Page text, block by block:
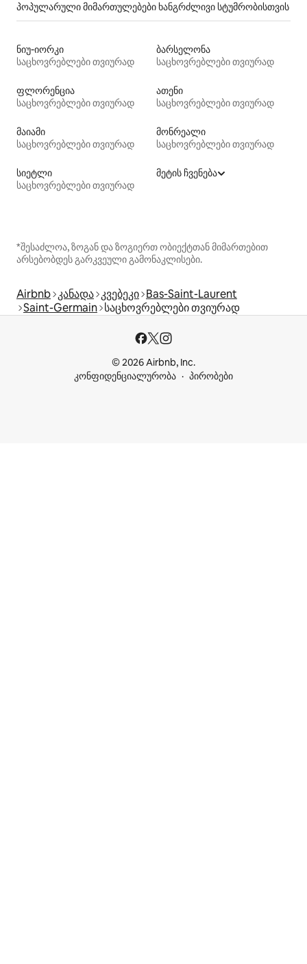
პოპულარული მიმართულებები ხანგრძლივი სტუმრობისთვის
ნიუ-იორკი
საცხოვრებლები თვიურად
ბარსელონა
საცხოვრებლები თვიურად
ფლორენცია
საცხოვრებლები თვიურად
ათენი
საცხოვრებლები თვიურად
მაიამი
საცხოვრებლები თვიურად
მონრეალი
საცხოვრებლები თვიურად
სიეტლი
საცხოვრებლები თვიურად
მეტის ჩვენება
*შესაძლოა, ზოგან და ზოგიერთ ობიექტთან მიმართებით
არსებობდეს გარკვეული გამონაკლისები.
Airbnb კანადა კვებეკი Bas-Saint-Laurent
Saint-Germain საცხოვრებლები თვიურად
© 2026 Airbnb, Inc.
კონფიდენციალურობა
პირობები